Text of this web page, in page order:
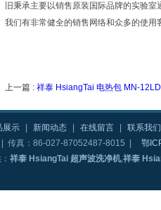
旧秉承主要以销售原装国际品牌的实验
我们有非常健全的销售网络和众多的使
上一篇 : 祥泰 HsiangTai 电热包 MN-12LD
展示 新闻动态 在线留言
联系我们
传真：86-027-87052487-8015 |
鄂
祥泰 HsiangTai 超声波洗净机,祥泰